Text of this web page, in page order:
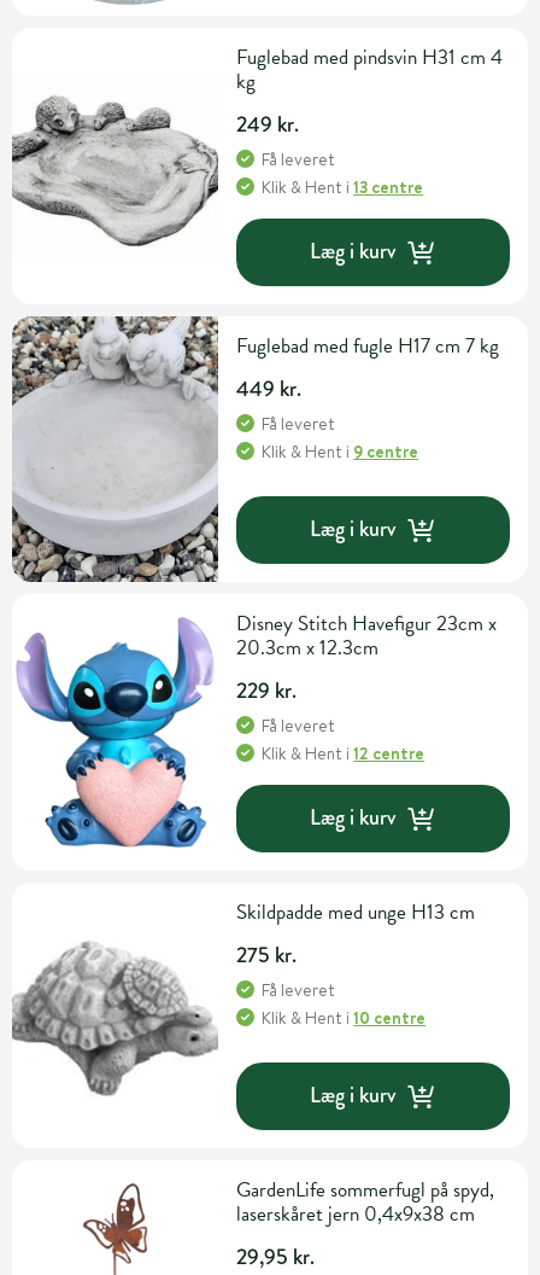
Fuglebad med pindsvin H31 cm 4
kg
249 kr.
Få leveret
Klik & Hent i13 centre
Læg i kurv
Fuglebad med fugle H17 cm 7 kg
449 kr.
Få leveret
Klik & Hent i 9 centre
Læg i kurv
Disney Stitch Havefigur 23cm x
20.3cm x 12.3cm
229 kr.
Få leveret
Klik & Hent i12 centre
Læg i kurv
Skildpadde med unge H13 cm
275 kr.
Få leveret
Klik & Hent i10 centre
Læg i kurv
GardenLife sommerfugl på spyd,
laserskåret jern 0,4x9x38 cm
29,95 kr.